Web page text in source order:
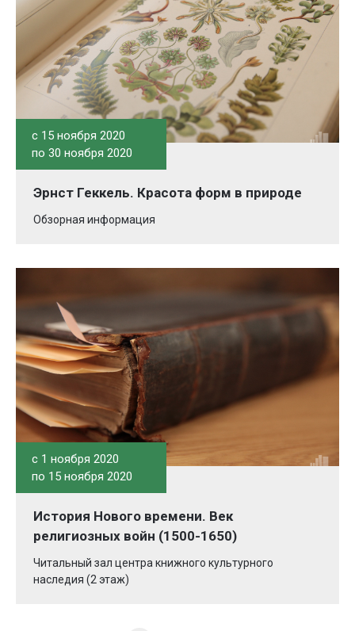
c 15 ноября 2020
по 30 ноября 2020
Эрнст Геккель. Красота форм в природе
Обзорная информация
c 1 ноября 2020
по 15 ноября 2020
История Нового времени. Век
религиозных войн (1500-1650)
Читальный зал центра книжного культурного
наследия (2 этаж)